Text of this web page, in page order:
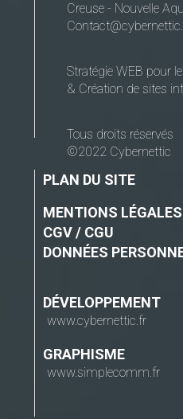
Creuse - Nouvelle
Stratégie WEB pour
& Création de sites
Tous droits réservés
©2022 Cybernettic
PLAN DU SITE
MENTIONS LÉGALES
CGV / CGU
DONNÉES
DÉVELOPPEMENT
www.cybernettic.fr
GRAPHISME
www.simplecomm.fr